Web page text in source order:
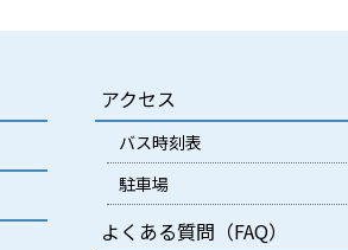
アクセス
バス時刻表
駐車場
よくある質問（FAQ）